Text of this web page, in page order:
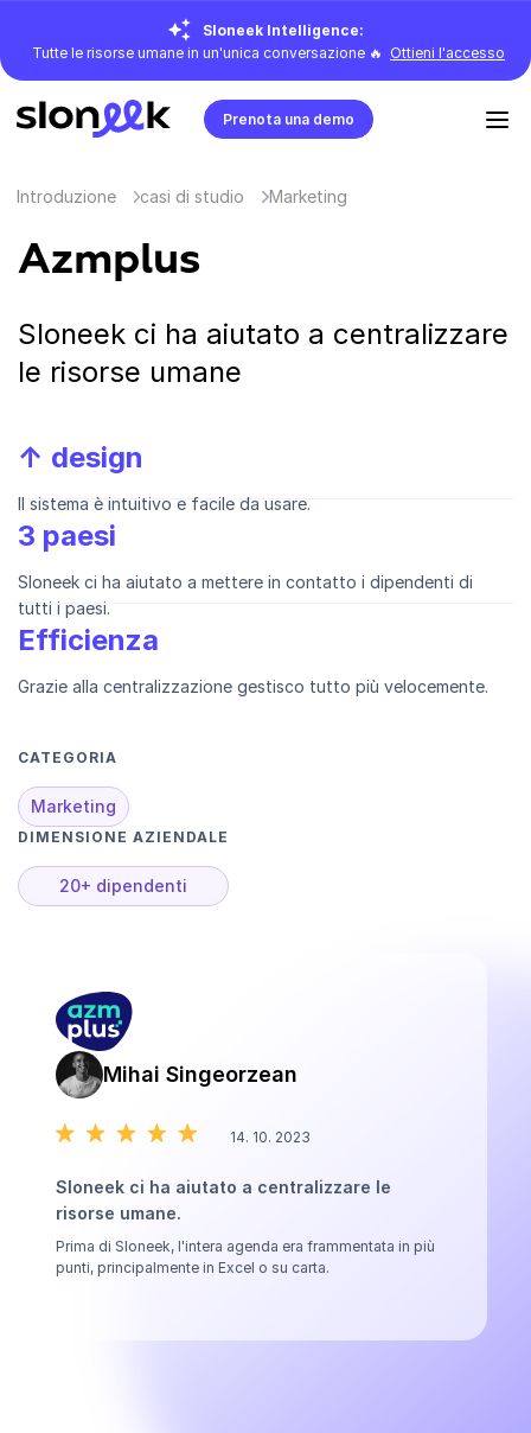
Sloneek Intelligence:
Tutte le risorse umane in un'unica conversazione 🔥 Ottieni l'accesso
Prenota una demo
Introduzione casi di studio Marketing
Azmplus
Sloneek ci ha aiutato a centralizzare
le risorse umane
↑ design
Il sistema è intuitivo e facile da usare.
3 paesi
Sloneek ci ha aiutato a mettere in contatto i dipendenti di
tutti i paesi.
Efficienza
Grazie alla centralizzazione gestisco tutto più velocemente.
CATEGORIA
Marketing
DIMENSIONE AZIENDALE
20+ dipendenti
Mihai Singeorzean
14. 10. 2023
Sloneek ci ha aiutato a centralizzare le
risorse umane.
Prima di Sloneek, l'intera agenda era frammentata in più
punti, principalmente in Excel o su carta.